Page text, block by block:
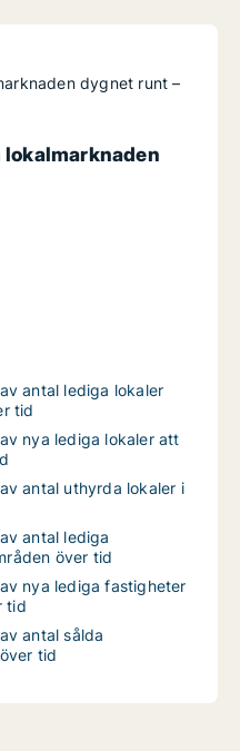
dygnet runt –
lokalmarknaden
antal lediga lokaler
tid
nya lediga lokaler att
antal uthyrda lokaler i
antal lediga
över tid
nya lediga fastigheter
tid
antal sålda
tid